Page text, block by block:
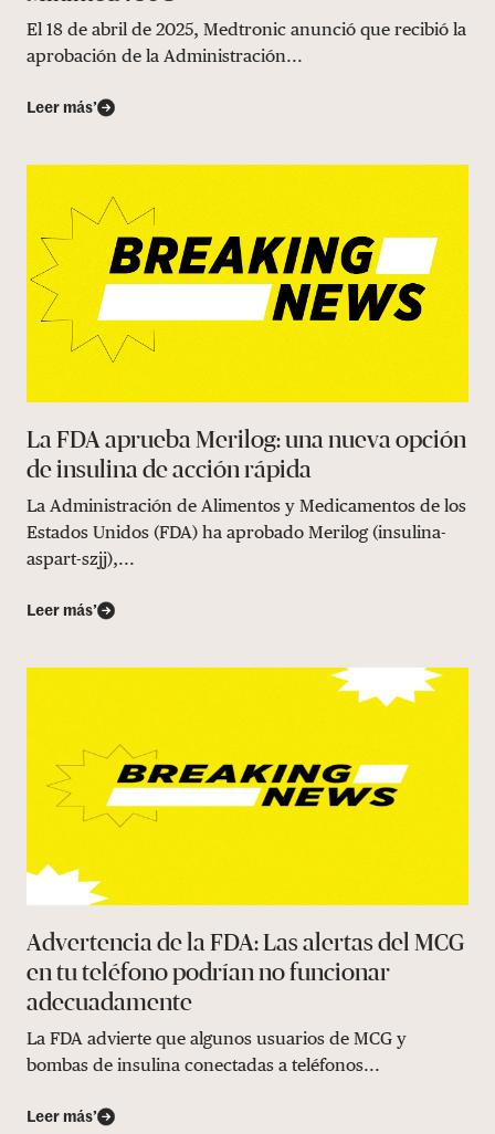
El 18 de abril de 2025, Medtronic anunció que recibió la
aprobación de la Administración...
Leer más’
La FDA aprueba Merilog: una nueva opción
de insulina de acción rápida
La Administración de Alimentos y Medicamentos de los
Estados Unidos (FDA) ha aprobado Merilog (insulina-
aspart-szjj),...
Leer más’
Advertencia de la FDA: Las alertas del MCG
en tu teléfono podrían no funcionar
adecuadamente
La FDA advierte que algunos usuarios de MCG y
bombas de insulina conectadas a teléfonos...
Leer más’